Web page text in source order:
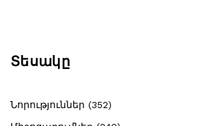
Տեսակը
Նորություններ (352)